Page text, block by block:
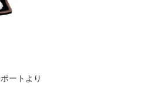
ートより